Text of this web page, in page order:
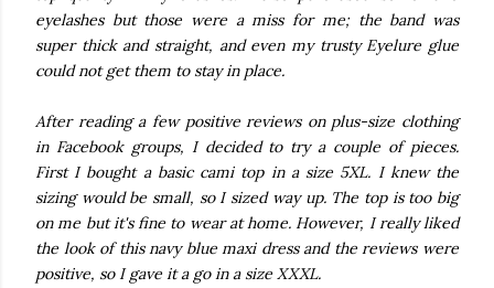
eyelashes but those were a miss for me; the band was
super thick and straight, and even my trusty Eyelure glue
could not get them to stay in place.
After reading a few positive reviews on plus-size clothing
in Facebook groups, I decided to try a couple of pieces.
First I bought a basic cami top in a size 5XL. I knew the
sizing would be small, so I sized way up. The top is too big
on me but it's fine to wear at home. However, I really liked
the look of this navy blue maxi dress and the reviews were
positive, so I gave it a go in a size XXXL.